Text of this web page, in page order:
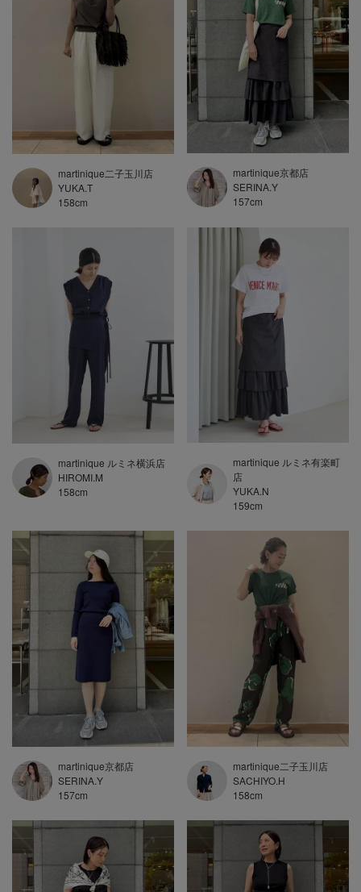
YUKA.T
martinique二子玉川店
158cm
SERINA.Y
martinique京都店
157cm
HIROMI.M
martinique ルミネ横浜店
158cm YUKA.N
martinique ルミネ有楽町
店
159cm
SERINA.Y
martinique京都店
157cm
SACHIYO.H
martinique二子玉川店
158cm